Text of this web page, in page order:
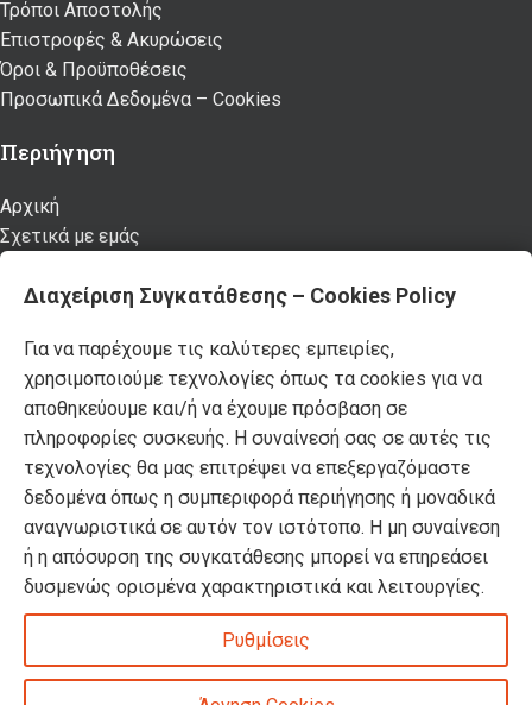
Τρόποι Αποστολής
Επιστροφές & Ακυρώσεις
Όροι & Προϋποθέσεις
Προσωπικά Δεδομένα – Cookies
Περιήγηση
Αρχική
Σχετικά με εμάς
Προϊόντα
Nέα – Προτάσεις
Επικοινωνία
Πρόσφατα Άρθρα
Τελικές χειμερινές εκπτώσεις -50% σε όλα τα
προϊόντα!
Βρείτε όλα τα πασχαλινά μας είδη σε -50%
έκπτωση!
2023. developed by PYLARINOS Advertising
Διαχείριση Συγκατάθεσης – Cookies Policy
Για να παρέχουμε τις καλύτερες εμπειρίες,
χρησιμοποιούμε τεχνολογίες όπως τα cookies για να
αποθηκεύουμε και/ή να έχουμε πρόσβαση σε
πληροφορίες συσκευής. Η συναίνεσή σας σε αυτές τις
τεχνολογίες θα μας επιτρέψει να επεξεργαζόμαστε
δεδομένα όπως η συμπεριφορά περιήγησης ή μοναδικά
αναγνωριστικά σε αυτόν τον ιστότοπο. Η μη συναίνεση
ή η απόσυρση της συγκατάθεσης μπορεί να επηρεάσει
δυσμενώς ορισμένα χαρακτηριστικά και λειτουργίες.
Ρυθμίσεις